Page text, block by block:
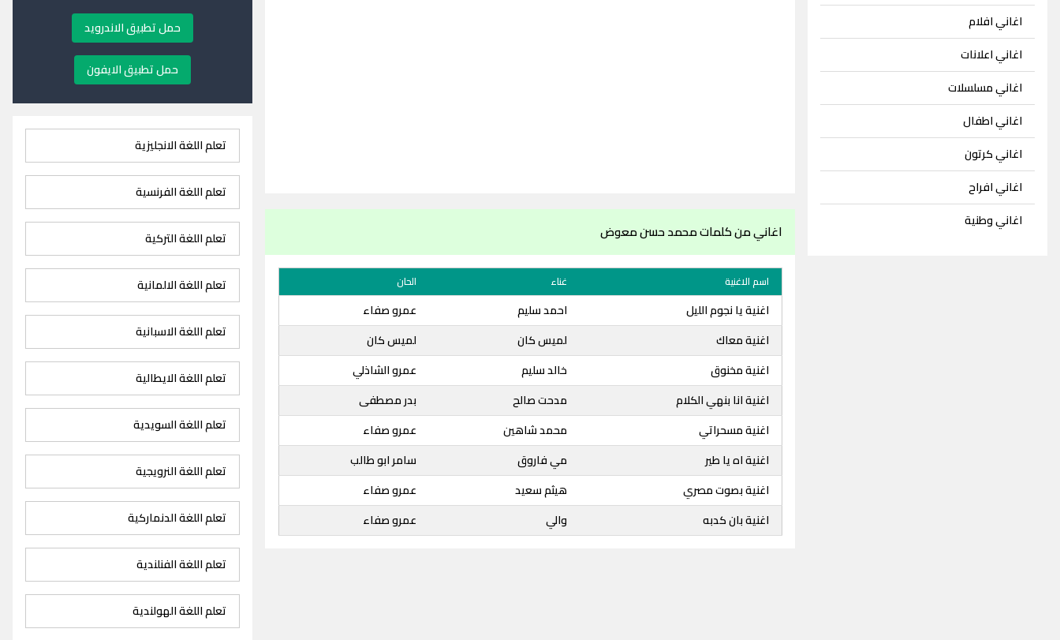
اغاني افلام
اغاني اعلانات
اغاني مسلسلات
اغاني اطفال
اغاني كرتون
اغاني افراح
اغاني وطنية
اغاني من كلمات محمد حسن معوض
اسم الاغنية غناء الحان
اغنية يا نجوم الليل احمد سليم
عمرو صفاء
اغنية معاك
لميس كان
لميس كان
اغنية مخنوق
خالد سليم
عمرو الشاذلي
اغنية انا بنهي الكلام
مدحت صالح
بدر مصطفى
اغنية مسحراتي
محمد شاهين
عمرو صفاء
اغنية اه يا طير
مي فاروق
سامر ابو طالب
اغنية بصوت مصري
هيثم سعيد
عمرو صفاء
اغنية بان كدبه
والي عمرو صفاء
حمل تطبيق الاندرويد
حمل تطبيق الايفون
تعلم اللغة الانجليزية
تعلم اللغة الفرنسية
تعلم اللغة التركية
تعلم اللغة الالمانية
تعلم اللغة الاسبانية
تعلم اللغة الايطالية
تعلم اللغة السويدية
تعلم اللغة النرويجية
تعلم اللغة الدنماركية
تعلم اللغة الفنلندية
تعلم اللغة الهولندية